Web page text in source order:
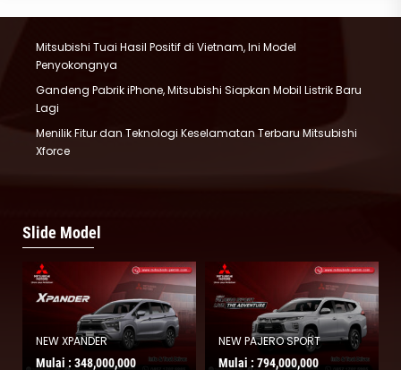
Mitsubishi Tuai Hasil Positif di Vietnam, Ini Model
Penyokongnya
Gandeng Pabrik iPhone, Mitsubishi Siapkan Mobil Listrik Baru
Lagi
Menilik Fitur dan Teknologi Keselamatan Terbaru Mitsubishi
Xforce
Slide Model
NEW XPANDER
Mulai : 348,000,000
NEW PAJERO SPORT
Mulai : 794,000,000